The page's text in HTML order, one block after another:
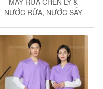
NƯỚC RỬA, NƯỚC SẤY
TRÁNG CHO MÁY